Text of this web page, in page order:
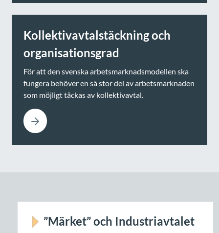
Kollektivavtalstäckning och
organisationsgrad
För att den svenska arbetsmarknadsmodellen ska
fungera behöver en så stor del av arbetsmarknaden
som möjligt täckas av kollektivavtal.
Navigation
”Märket” och Industriavtalet